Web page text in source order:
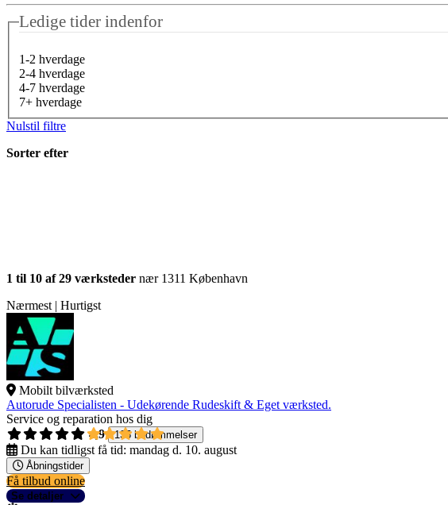
Ledige tider indenfor
1-2 hverdage
2-4 hverdage
4-7 hverdage
7+ hverdage
Nulstil filtre
Sorter efter
1 til 10 af 29 værksteder nær 1311 København
Nærmest | Hurtigst
Mobilt bilværksted
Autorude Specialisten - Udekørende Rudeskift & Eget værksted.
Service og reparation hos dig
4,9
135 bedømmelser
Du kan tidligst få tid: mandag d. 10. august
Åbningstider
Få tilbud online
Se detaljer